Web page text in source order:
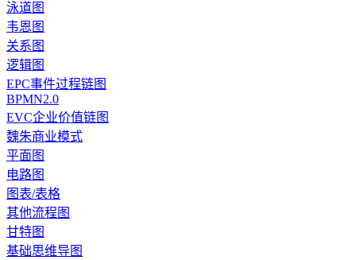
泳道图
韦恩图
关系图
逻辑图
EPC事件过程链图
BPMN2.0
EVC企业价值链图
魏朱商业模式
平面图
电路图
图表/表格
其他流程图
甘特图
基础思维导图